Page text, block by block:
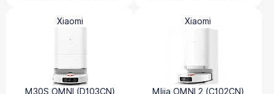
Xiaomi
M30S OMNI (D103CN)
Xiaomi
MIjia OMNI 2 (C102CN)